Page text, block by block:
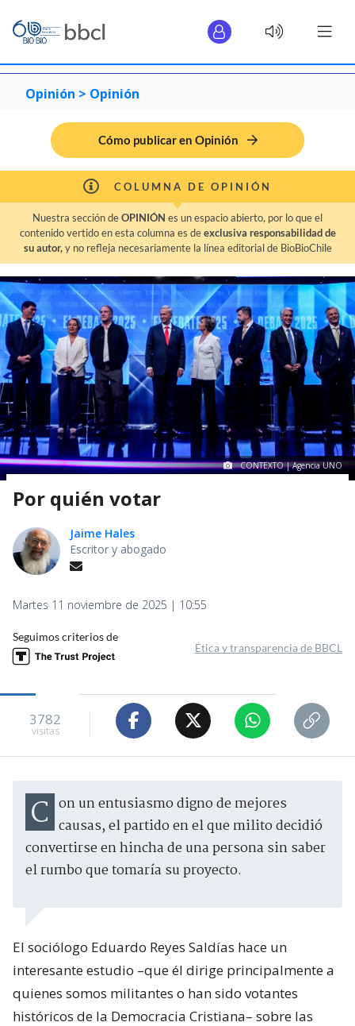
Opinión > Opinión
Cómo publicar en Opinión
COLUMNA DE OPINIÓN
Nuestra sección deOPINIÓN es un espacio abierto, por lo que el
contenido vertido en esta columna es deexclusiva responsabilidad de
su autor,y no refleja necesariamente la línea editorial de BioBioChile
CONTEXTO | Agencia UNO
Por quién votar
Jaime Hales
Escritor y abogado
Martes 11 noviembre de 2025 | 10:55
Seguimos criterios de
Ética y transparencia de BBCL
3782
visitas
Con un entusiasmo digno de mejores causas, el partido en el que milito decidió
convertirse en hincha de una persona sin saber
el rumbo que tomaría su proyecto.
El sociólogo Eduardo Reyes Saldías hace un
interesante estudio –que él dirige principalmente a
quienes somos militantes o han sido votantes
históricos de la Democracia Cristiana– sobre las